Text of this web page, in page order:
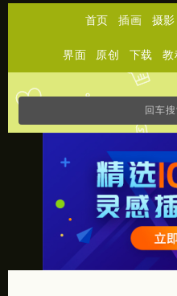
首页 插画 摄影
界面 原创 下载 教